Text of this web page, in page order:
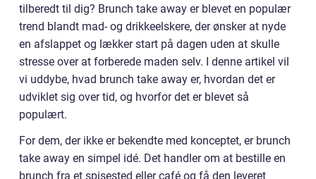
tilberedt til dig? Brunch take away er blevet en populær
trend blandt mad- og drikkeelskere, der ønsker at nyde
en afslappet og lækker start på dagen uden at skulle
stresse over at forberede maden selv. I denne artikel vil
vi uddybe, hvad brunch take away er, hvordan det er
udviklet sig over tid, og hvorfor det er blevet så
populært.
For dem, der ikke er bekendte med konceptet, er brunch
take away en simpel idé. Det handler om at bestille en
brunch fra et spisested eller café og få den leveret